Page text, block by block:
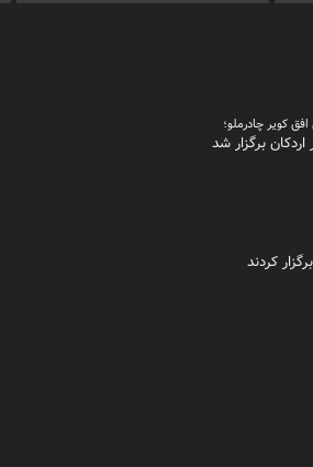
کویر چادرملو؛
برگزار شد
کردند